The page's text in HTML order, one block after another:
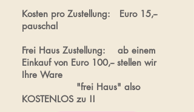
Kosten pro Zustellung: Euro 15,--
pauschal
Frei Haus Zustellung: ab einem
Einkauf von Euro 100,-- stellen wir
Ihre Ware
"frei Haus" also
KOSTENLOS zu !!